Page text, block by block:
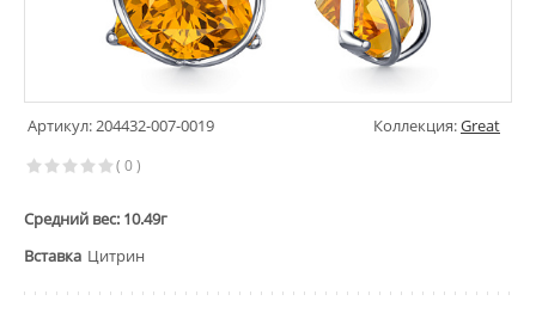
Артикул: 204432-007-0019 Коллекция:Great
( 0 )
Средний вес: 10.49г
Вставка Цитрин